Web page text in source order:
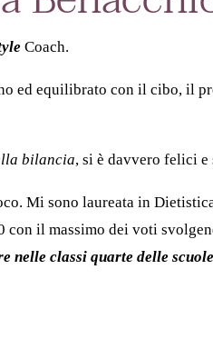
Coach.
ed equilibrato con il cibo, il
bilancia, si è davvero felici e
Mi sono laureata in
il massimo dei voti
nelle classi quarte delle